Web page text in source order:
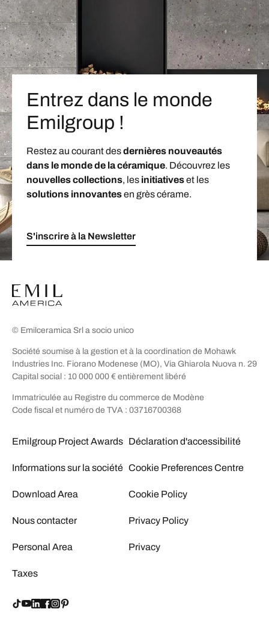
Entrez dans le monde
Emilgroup !
Restez au courant desdernières nouveautés
dans le monde de la céramique. Découvrez les
nouvelles collections, les initiativeset les
solutions innovantesen grès cérame.
S'inscrire à la Newsletter
© Emilceramica Srl a socio unico
Société soumise à la gestion et à la coordination de Mohawk
Industries Inc. Fiorano Modenese (MO), Via Ghiarola Nuova n. 29
Capital social : 10 000 000 € entièrement libéré
Immatriculée au Registre du commerce de Modène
Code fiscal et numéro de TVA : 03716700368
Emilgroup Project Awards
Informations sur la société
Download Area
Nous contacter
Personal Area
Taxes
Déclaration d'accessibilité
Cookie Preferences Centre
Cookie Policy
Privacy Policy
Privacy